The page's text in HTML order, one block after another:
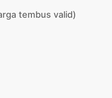
tembus valid)